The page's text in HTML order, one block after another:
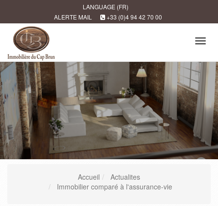
LANGUAGE (FR)
ALERTE MAIL
+33 (0)4 94 42 70 00
Accueil
Actualites
Immobilier comparé à l'assurance-vie